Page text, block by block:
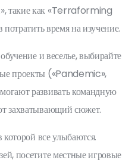
такие как «Terraforming
время на изучение.
и веселье, выбирайте
проекты («Pandemic»,
развивать командную
захватывающий сюжет.
все улыбаются.
посетите местные игровые